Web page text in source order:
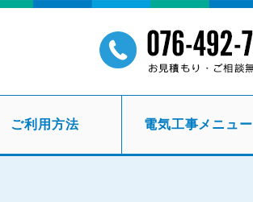
ご利用方法 電気工事メニュー